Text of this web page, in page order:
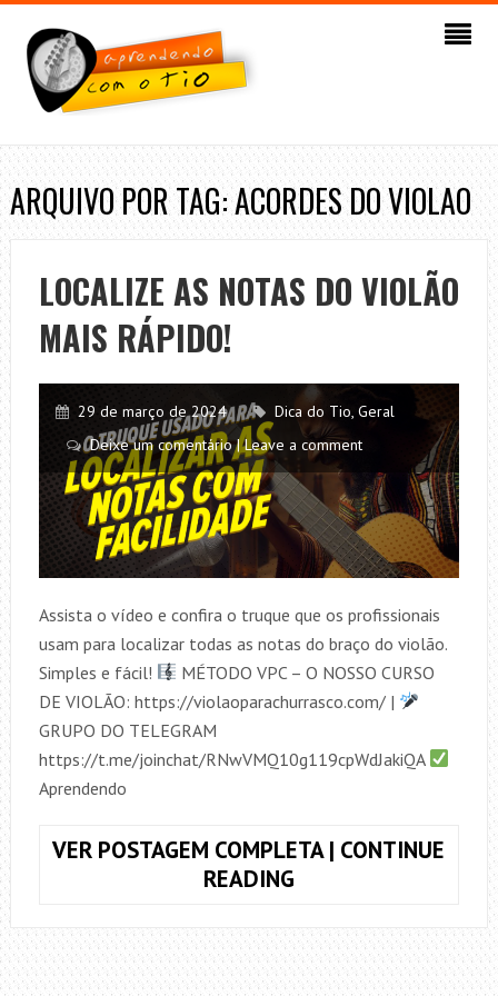
ARQUIVO POR TAG: ACORDES DO VIOLAO
LOCALIZE AS NOTAS DO VIOLÃO
MAIS RÁPIDO!
29 de março de 2024 Dica do Tio, Geral
Deixe um comentário | Leave a comment
Assista o vídeo e confira o truque que os profissionais
usam para localizar todas as notas do braço do violão.
Simples e fácil!
MÉTODO VPC – O NOSSO CURSO
DE VIOLÃO: https://violaoparachurrasco.com/ |
GRUPO DO TELEGRAM
https://t.me/joinchat/RNwVMQ10g119cpWdJakiQA
Aprendendo
VER POSTAGEM COMPLETA | CONTINUE
READINGLOCALIZE
NOTAS
DO